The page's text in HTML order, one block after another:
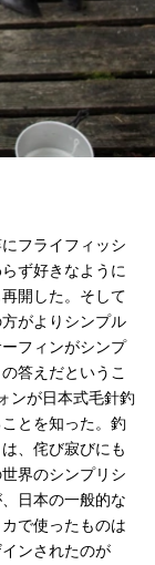
フライフィッシ
ず好きなように
開した。そして
がよりシンプル
フィンがシンプ
答えだというこ
ンが日本式毛針釣
とを知った。釣
、侘び寂びにも
界のシンプリシ
日本の一般的な
で使ったものは
ンされたのが